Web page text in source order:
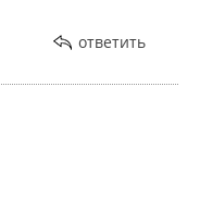
Когда я звонила
не может, мне
и в итоге не
день
он уже другой
ответить